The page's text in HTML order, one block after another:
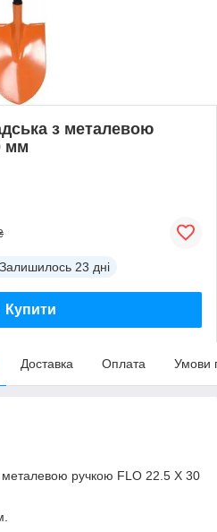
з металевою
мм
Залишилось 23 дні
Купити
Доставка Оплата Умови
металевою ручкою FLO 22.5 Х 30